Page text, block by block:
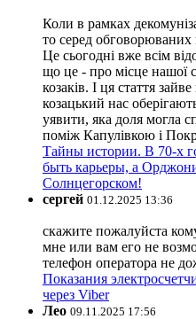
Коли в рамках
то серед обговорюваних
Це сьогодні вже всім
що це - про місце нашої
козаків. І ця стаття
козацький нас
уявити, яка доля могла
поміж Капулівкою і
Тайны истории. В 70-х
быть карьеры, а
Солнцегорском!
сергей 01.12.2025 13:36
скажите пожалуйста
мне или вам его не
телефон оператора не
Показания
через Viber
Лео 09.11.2025 17:56